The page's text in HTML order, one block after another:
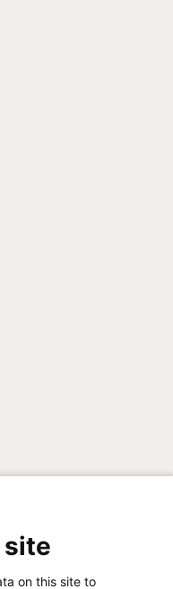
site
on this site to